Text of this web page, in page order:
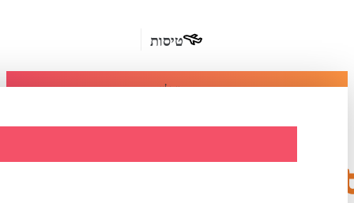
טיסות
מומלץ